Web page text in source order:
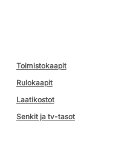
Toimistokaapit
Rulokaapit
Laatikostot
Senkit ja tv-tasot